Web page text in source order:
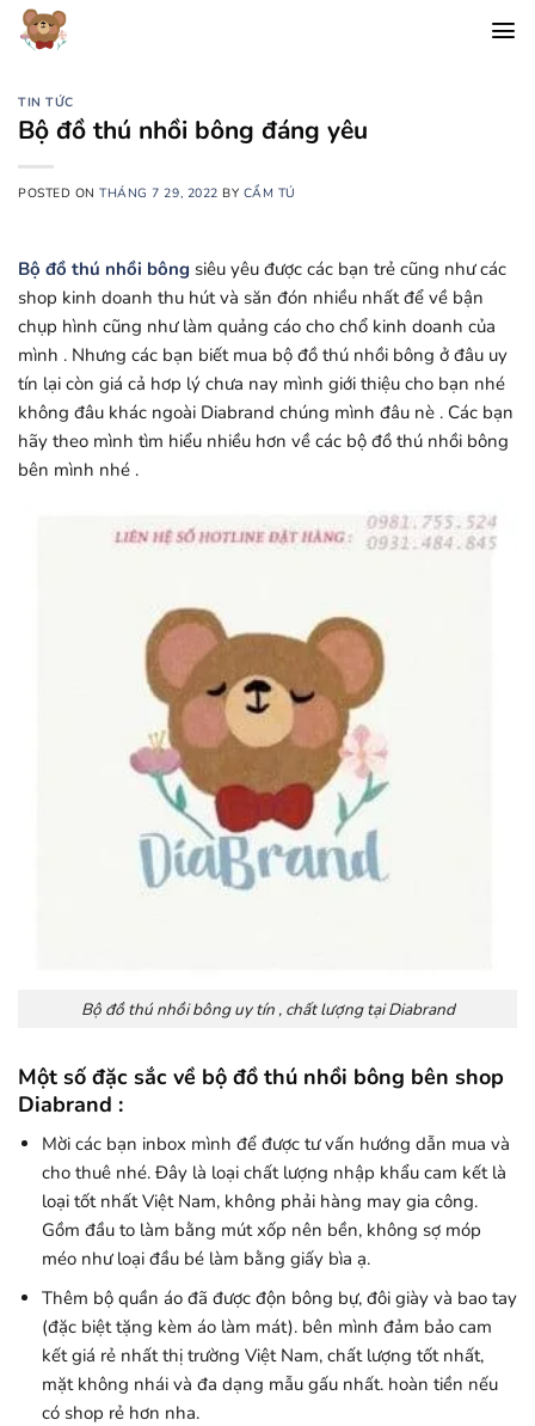
Chuyển
đến
dungTIN TỨC
Bộ đồ thú nhồi bông đáng yêu
POSTED ONTHÁNG 7 29, 2022 BY CẨM TÚ
Bộ đồ thú nhồi bông siêu yêu được các bạn trẻ cũng như các
shop kinh doanh thu hút và săn đón nhiều nhất để về bận
chụp hình cũng như làm quảng cáo cho chổ kinh doanh của
mình . Nhưng các bạn biết mua bộ đồ thú nhồi bông ở đâu uy
tín lại còn giá cả hơp lý chưa nay mình giới thiệu cho bạn nhé
không đâu khác ngoài Diabrand chúng mình đâu nè . Các bạn
hãy theo mình tìm hiểu nhiều hơn về các bộ đồ thú nhồi bông
bên mình nhé .
Bộ đồ thú nhồi bông uy tín , chất lượng tại Diabrand
Một số đặc sắc về bộ đồ thú nhồi bông bên shop
Diabrand :
Mời các bạn inbox mình để được tư vấn hướng dẫn mua và
cho thuê nhé. Đây là loại chất lượng nhập khẩu cam kết là
loại tốt nhất Việt Nam, không phải hàng may gia công.
Gồm đầu to làm bằng mút xốp nên bền, không sợ móp
méo như loại đầu bé làm bằng giấy bìa ạ.
Thêm bộ quần áo đã được độn bông bự, đôi giày và bao tay
(đặc biệt tặng kèm áo làm mát). bên mình đảm bảo cam
kết giá rẻ nhất thị trường Việt Nam, chất lượng tốt nhất,
mặt không nhái và đa dạng mẫu gấu nhất. hoàn tiền nếu
có shop rẻ hơn nha.